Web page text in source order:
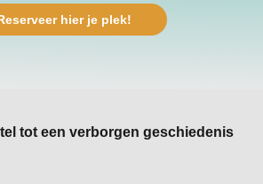
hier je plek!
tot een verborgen geschiedenis